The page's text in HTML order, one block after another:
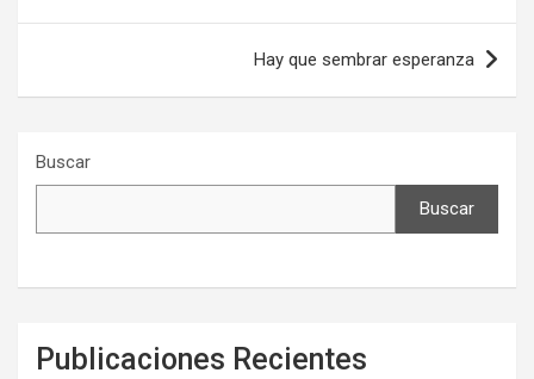
entradas
Hay que sembrar esperanza
Buscar
Buscar
Publicaciones Recientes